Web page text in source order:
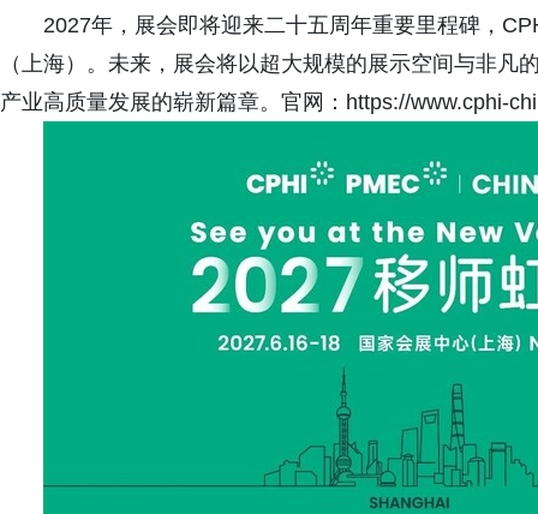
2027年，展会即将迎来二十五周年重要里程碑，
（上海）。未来，展会将以超大规模的展示空间与非
产业高质量发展的崭新篇章。官网：https://www.cphi-